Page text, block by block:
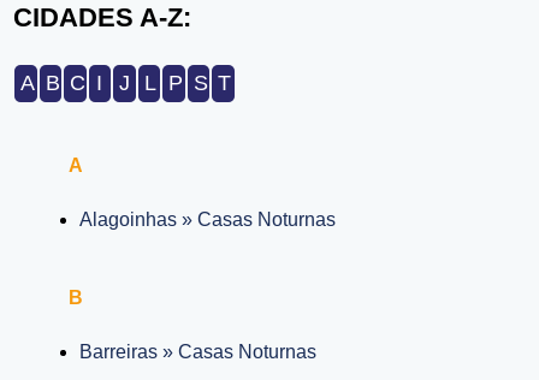
CIDADES A-Z:
A B C I J L P S T
A
Alagoinhas » Casas Noturnas
B
Barreiras » Casas Noturnas